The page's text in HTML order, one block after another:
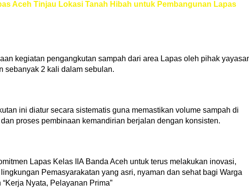
Aceh Tinjau Lokasi Tanah Hibah untuk Pembangunan Lapas
kegiatan pengangkutan sampah dari area Lapas oleh pihak
sebanyak 2 kali dalam sebulan.
ini diatur secara sistematis guna memastikan volume sampah di
proses pembinaan kemandirian berjalan dengan konsisten.
Lapas Kelas IIA Banda Aceh untuk terus melakukan inovasi,
Pemasyarakatan yang asri, nyaman dan sehat bagi Warga
Nyata, Pelayanan Prima”